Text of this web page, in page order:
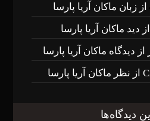
زبان ماکان آریا پارسا
دید ماکان آریا پارسا
دیدگاه ماکان آریا پارسا
دیدگاه‌ها